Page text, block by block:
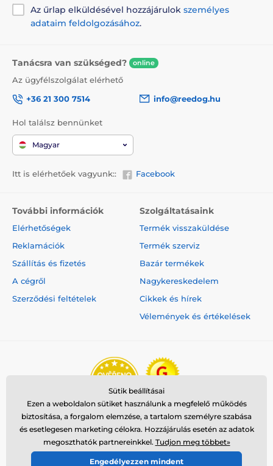
Az űrlap elküldésével hozzájárulok személyes
adataim feldolgozásához.
Tanácsra van szükséged? online
Az ügyfélszolgálat elérhető
+36 21 300 7514
info@reedog.hu
Hol találsz bennünket
Magyar
Itt is elérhetőek vagyunk:: Facebook
További információk
Elérhetőségek
Reklamációk
Szállítás és fizetés
A cégről
Szerződési feltételek
Szolgáltatásaink
Termék visszaküldése
Termék szerviz
Bazár termékek
Nagykereskedelem
Cikkek és hírek
Vélemények és értékelések
© 2026 www.reedog.hu ⦁ Webshop szolgáltatónk a
Sütik beállításai
Ezen a weboldalon sütiket használunk a megfelelő működés
biztosítása, a forgalom elemzése, a tartalom személyre szabása
és esetlegesen marketing célokra. Hozzájárulás esetén az adatok
megoszthatók partnereinkkel. Tudjon meg többet»
Engedélyezzen mindent